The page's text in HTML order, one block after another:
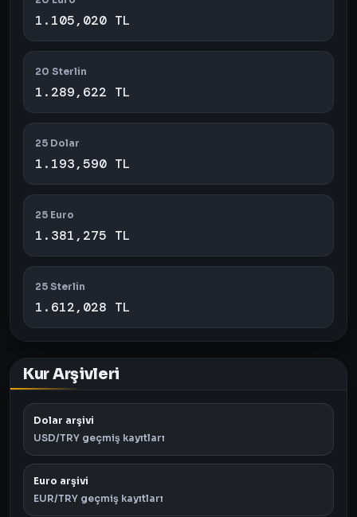
1.105,020 TL
20 Sterlin
1.289,622 TL
25 Dolar
1.193,590 TL
25 Euro
1.381,275 TL
25 Sterlin
1.612,028 TL
Kur Arşivleri
Dolar arşivi
USD/TRY geçmiş kayıtları
Euro arşivi
EUR/TRY geçmiş kayıtları